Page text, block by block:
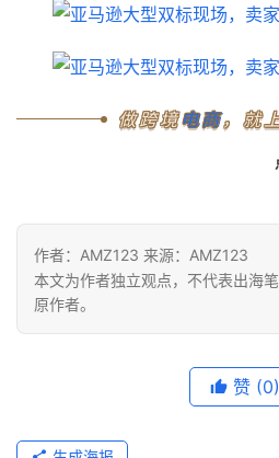
做跨境电商，就
作者：AMZ123 来源：AMZ123
本文为作者独立观点，不代表出海
原作者。
赞 (0)